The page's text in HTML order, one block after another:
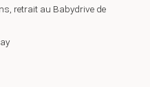
retrait au Babydrive de